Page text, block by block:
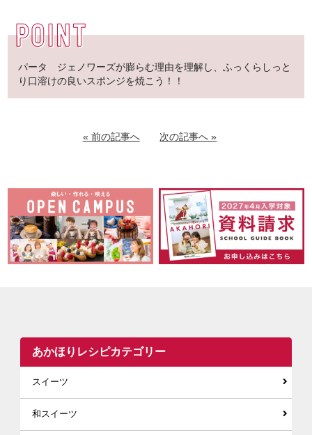
パータ ジェノワーズが膨らむ理由を理解し、ふっくらしっと
り口溶けの良いスポンジを焼こう！！
« 前の記事へ 次の記事へ »
あかほりレシピカテゴリー
スイーツ
和スイーツ